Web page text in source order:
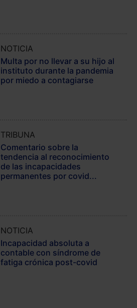
NOTICIA
Multa por no llevar a su hijo al
instituto durante la pandemia
por miedo a contagiarse
TRIBUNA
Comentario sobre la
tendencia al reconocimiento
de las incapacidades
permanentes por covid...
NOTICIA
Incapacidad absoluta a
contable con síndrome de
fatiga crónica post-covid